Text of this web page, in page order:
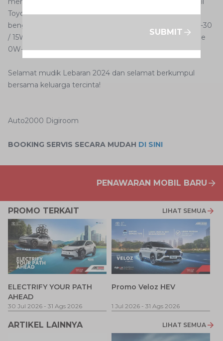
Toyota sepulang mudik. Tukarkan voucher tersebut di
bengkel Auto2000 dan dapatkan benefit: gratis oli 10W-30
/ 15W-40 2 liter, free updgrade 5W-30 1 liter, free upgrade
0W-32 1 liter, dan gratis spooring ban.
Selamat mudik Lebaran 2024 dan selamat berkumpul
bersama keluarga tercinta!
Auto2000 Digiroom
BOOKING SERVIS SECARA MUDAH DI SINI
PENAWARAN MOBIL BARU
PROMO TERKAIT LIHAT SEMUA
ELECTRIFY YOUR PATH
AHEAD
30 Jul 2026 - 31 Ags 2026
Promo Veloz HEV
1 Jul 2026 - 31 Ags 2026
ARTIKEL LAINNYA LIHAT SEMUA
SUBMIT